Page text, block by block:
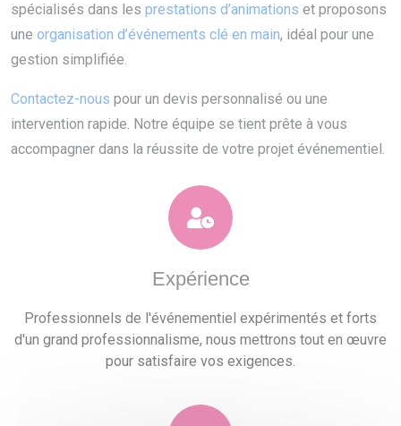
spécialisés dans les prestations d’animations et proposons
une organisation d’événements clé en main, idéal pour une
gestion simplifiée.
Contactez-nous pour un devis personnalisé ou une
intervention rapide. Notre équipe se tient prête à vous
accompagner dans la réussite de votre projet événementiel.
Expérience
Professionnels de l'événementiel expérimentés et forts
d'un grand professionnalisme, nous mettrons tout en œuvre
pour satisfaire vos exigences.